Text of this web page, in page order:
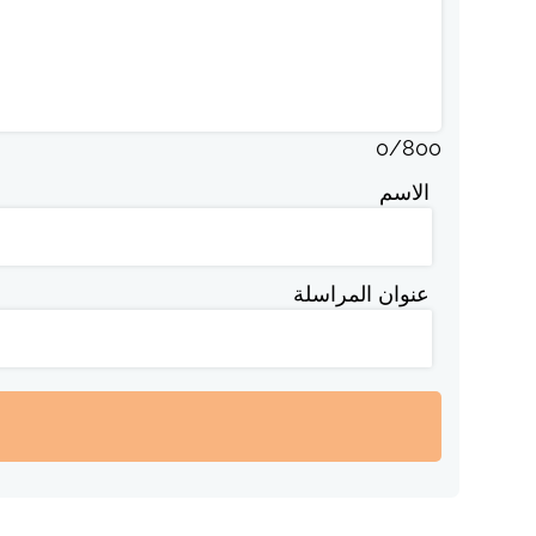
0/800
الاسم
عنوان المراسلة